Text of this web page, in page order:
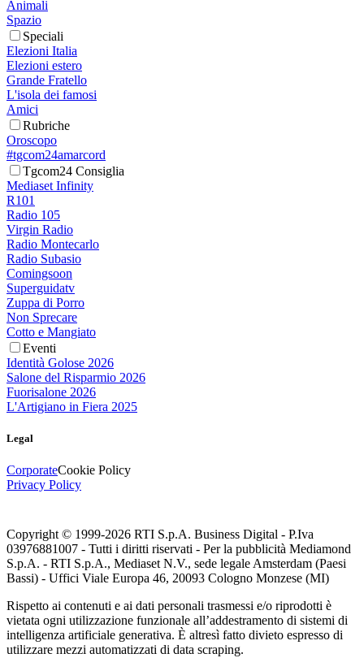
Animali
Spazio
Speciali
Elezioni Italia
Elezioni estero
Grande Fratello
L'isola dei famosi
Amici
Rubriche
Oroscopo
#tgcom24amarcord
Tgcom24 Consiglia
Mediaset Infinity
R101
Radio 105
Virgin Radio
Radio Montecarlo
Radio Subasio
Comingsoon
Superguidatv
Zuppa di Porro
Non Sprecare
Cotto e Mangiato
Eventi
Identità Golose 2026
Salone del Risparmio 2026
Fuorisalone 2026
L'Artigiano in Fiera 2025
Legal
CorporateCookie Policy
Privacy Policy
Copyright © 1999-2026 RTI S.p.A. Business Digital - P.Iva
03976881007 - Tutti i diritti riservati - Per la pubblicità Mediamond
S.p.A. - RTI S.p.A., Mediaset N.V., sede legale Amsterdam (Paesi
Bassi) - Uffici Viale Europa 46, 20093 Cologno Monzese (MI)
Rispetto ai contenuti e ai dati personali trasmessi e/o riprodotti è
vietata ogni utilizzazione funzionale all’addestramento di sistemi di
intelligenza artificiale generativa. È altresì fatto divieto espresso di
utilizzare mezzi automatizzati di data scraping.